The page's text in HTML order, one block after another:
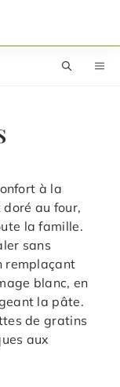
à la
au four,
la famille.
sans
remplaçant
blanc, en
la pâte.
de gratins
aux